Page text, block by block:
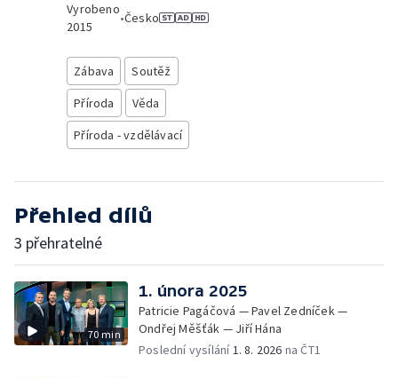
Vyrobeno
2015
•Česko
Zábava
Soutěž
Příroda
Věda
Příroda - vzdělávací
Přehled dílů
3 přehratelné
70 min
1. února 2025
Patricie Pagáčová — Pavel Zedníček —
Ondřej Měšťák — Jiří Hána
Poslední vysílání1. 8. 2026 na ČT1